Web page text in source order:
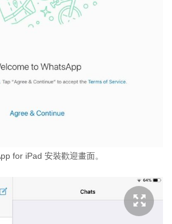
for iPad 安裝歡迎畫面。